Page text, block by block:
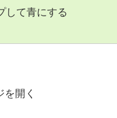
して青にする
開く